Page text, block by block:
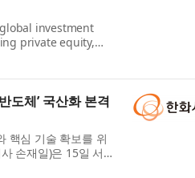
global investment
private equity,
today
도체’ 국산화 본격
핵심 기술 확보를 위
손재일)은 15일 서울
을 개최하고, 레이다,